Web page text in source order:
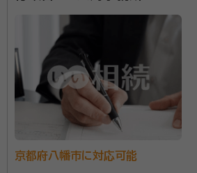
京都府行政書士会
京都府八幡市に対応可能